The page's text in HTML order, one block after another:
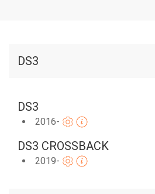
DS3
DS3
2016-
DS3 CROSSBACK
2019-